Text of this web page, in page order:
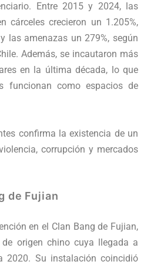
Entre 2015 y 2024, las
cárceles crecieron un 1.205%,
las amenazas un 279%, según
Además, se incautaron más
en la última década, lo que
funcionan como espacios de
confirma la existencia de un
corrupción y mercados
de Fujian
en el Clan Bang de Fujian,
origen chino cuya llegada a
2020. Su instalación coincidió